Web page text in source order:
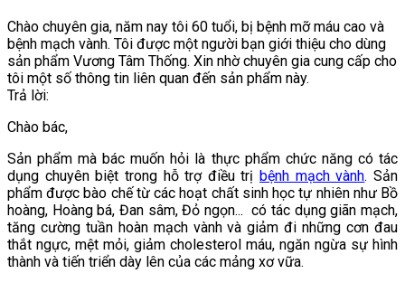
Chào chuyên gia, năm nay tôi 60 tuổi, bị bệnh mỡ máu cao và
bệnh mạch vành. Tôi được một người bạn giới thiệu cho dùng
sản phẩm Vương Tâm Thống. Xin nhờ chuyên gia cung cấp cho
tôi một số thông tin liên quan đến sản phẩm này.
Trả lời:
Chào bác,
Sản phẩm mà bác muốn hỏi là thực phẩm chức năng có tác
dụng chuyên biệt trong hỗ trợ điều trịbệnh mạch vành. Sản
phẩm được bào chế từ các hoạt chất sinh học tự nhiên như Bồ
hoàng, Hoàng bá, Đan sâm, Đỏ ngọn... có tác dụng giãn mạch,
tăng cường tuần hoàn mạch vành và giảm đi những cơn đau
thắt ngực, mệt mỏi, giảm cholesterol máu, ngăn ngừa sự hình
thành và tiến triển dày lên của các mảng xơ vữa.